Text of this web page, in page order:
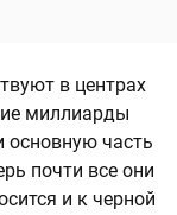
в центрах
миллиарды
основную часть
почти все они
и к черной